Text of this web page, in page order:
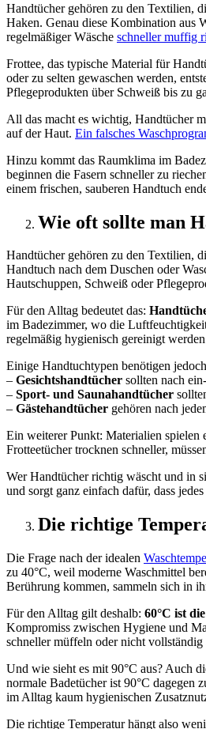
Handtücher gehören zu den Textilien,
Haken. Genau diese Kombination aus
regelmäßiger Wäsche schneller muffig
Frottee, das typische Material für
oder zu selten gewaschen werden,
Pflegeprodukten über Schweiß bis zu
All das macht es wichtig, Handtücher
auf der Haut. Ein falsches
Hinzu kommt das Raumklima im
beginnen die Fasern schneller zu
einem frischen, sauberen Handtuch
Wie oft sollte man
Handtücher gehören zu den Textilien,
Handtuch nach dem Duschen oder
Hautschuppen, Schweiß oder
Für den Alltag bedeutet das:
im Badezimmer, wo die
regelmäßig hygienisch gereinigt
Einige Handtuchtypen benötigen
– Gesichtshandtücher sollten nach
– Sport- und Saunahandtücher
– Gästehandtücher gehören nach
Ein weiterer Punkt: Materialien spielen
Frotteetücher trocknen schneller,
Wer Handtücher richtig wäscht und in
und sorgt ganz einfach dafür, dass
Die richtige
Die Frage nach der idealen
zu 40°C, weil moderne Waschmittel
Berührung kommen, sammeln sich in
Für den Alltag gilt deshalb: 60°C ist
Kompromiss zwischen Hygiene und
schneller müffeln oder nicht
Und wie sieht es mit 90°C aus? Auch
normale Badetücher ist 90°C dagegen
im Alltag kaum hygienischen
Die richtige Temperatur hängt also